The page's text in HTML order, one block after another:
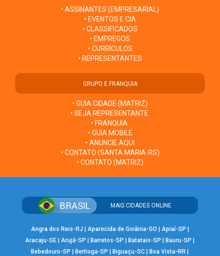
• ASSINANTES (EMPRESARIAL)
• EVENTOS E CIA
• CLASSIFICADOS
• EMPREGOS
• CURRÍCULOS
• REPRESENTANTES
GRUPO E FRANQUIA
• GUIA CIDADE (MATRIZ)
• SEJA REPRESENTANTE
• FRANQUIA
• GUIA MOBILE
• ANUNCIE AQUI
• CONTATO (SANTA MARIA-RS)
• CONTATO (MATRIZ)
MAIS CIDADES ONLINE
Angra dos Reis-RJ Aparecida de Goiânia-GO Apiaí-SP
Aracaju-SE |Arujá-SP Barretos-SP Batatais-SP Bauru-SP
Bebedouro-SP
Bertioga-SP Biguaçu-SC Boa Vista-RR